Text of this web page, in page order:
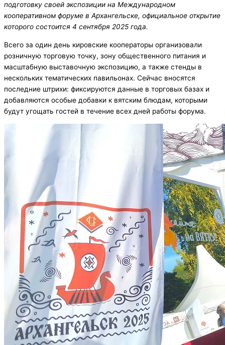
подготовку своей экспозиции на Международном
кооперативном форуме в Архангельске, официальное открытие
которого состоится 4 сентября 2025 года.
Всего за один день кировские кооператоры организовали
розничную торговую точку, зону общественного питания и
масштабную выставочную экспозицию, а также стенды в
нескольких тематических павильонах. Сейчас вносятся
последние штрихи: фиксируются данные в торговых базах и
добавляются особые добавки к вятским блюдам, которыми
будут угощать гостей в течение всех дней работы форума.